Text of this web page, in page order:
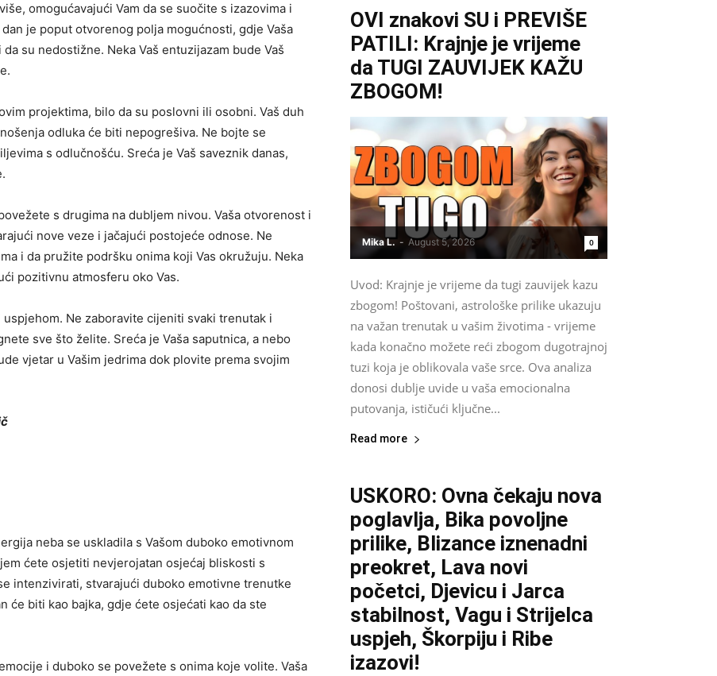
omogućavajući Vam da se suočite s izazovima i
je poput otvorenog polja mogućnosti, gdje Vaša
su nedostižne. Neka Vaš entuzijazam bude Vaš
projektima, bilo da su poslovni ili osobni. Vaš duh
odluka će biti nepogrešiva. Ne bojte se
s odlučnošću. Sreća je Vaš saveznik danas,
s drugima na dubljem nivou. Vaša otvorenost i
nove veze i jačajući postojeće odnose. Ne
i da pružite podršku onima koji Vas okružuju. Neka
pozitivnu atmosferu oko Vas.
Ne zaboravite cijeniti svaki trenutak i
sve što želite. Sreća je Vaša saputnica, a nebo
vjetar u Vašim jedrima dok plovite prema svojim
neba se uskladila s Vašom duboko emotivnom
ćete osjetiti nevjerojatan osjećaj bliskosti s
intenzivirati, stvarajući duboko emotivne trenutke
će biti kao bajka, gdje ćete osjećati kao da ste
i duboko se povežete s onima koje volite. Vaša
OVI znakovi SU i PREVIŠE
PATILI: Krajnje je vrijeme
da TUGI ZAUVIJEK KAŽU
ZBOGOM!
Mika L. - August 5, 2026 0
Uvod: Krajnje je vrijeme da tugi zauvijek kazu
zbogom! Poštovani, astrološke prilike ukazuju
na važan trenutak u vašim životima - vrijeme
kada konačno možete reći zbogom dugotrajnoj
tuzi koja je oblikovala vaše srce. Ova analiza
donosi dublje uvide u vaša emocionalna
putovanja, ističući ključne...
Read more
USKORO: Ovna čekaju nova
poglavlja, Bika povoljne
prilike, Blizance iznenadni
preokret, Lava novi
početci, Djevicu i Jarca
stabilnost, Vagu i Strijelca
uspjeh, Škorpiju i Ribe
izazovi!